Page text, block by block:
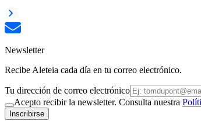
Newsletter
Recibe Aleteia cada día en tu correo electrónico.
Tu dirección de correo electrónico
Acepto recibir la newsletter. Consulta nuestra
Inscribirse